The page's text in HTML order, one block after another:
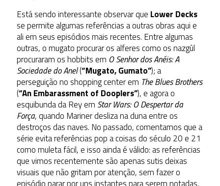
Está sendo interessante observar que Lower Decks
se permite algumas referências a outras obras aqui e
ali em seus episódios mais recentes. Entre algumas
outras, o mugato procurar os alferes como os nazgûl
procuraram os hobbits em O Senhor dos Anéis: A
Sociedade do Anel(“Mugato, Gumato”); a
perseguição no shopping center em The Blues Brothers
(“An Embarassment of Dooplers”), e agora o
esquibunda da Rey em Star Wars: O Despertar da
Força, quando Mariner desliza na duna entre os
destroços das naves. No passado, comentamos que a
série evita referências pop a coisas do século 20 e 21
como muleta fácil, e isso ainda é válido: as referências
que vimos recentemente são apenas sutis deixas
visuais que não gritam por atenção, sem fazer o
episódio parar por uns instantes para serem notadas,